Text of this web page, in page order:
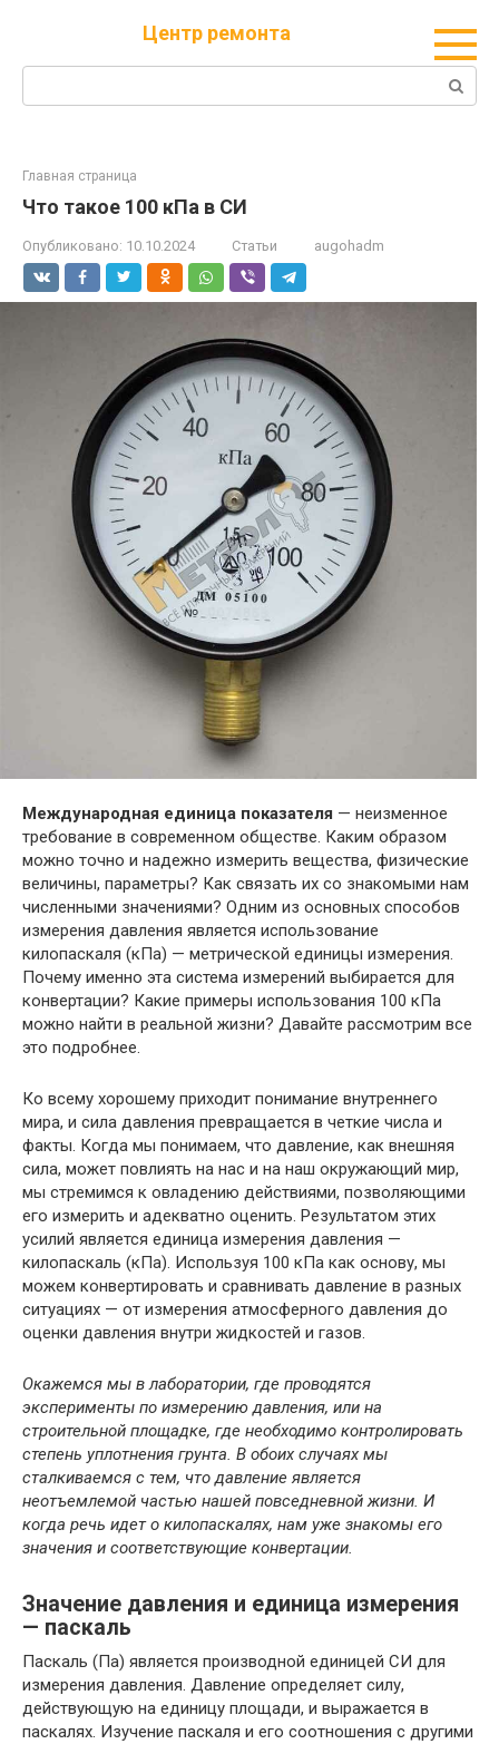
Центр ремонта
Поиск:
Главная страница
Что такое 100 кПа в СИ
Опубликовано: 10.10.2024 Статьи augohadm
Международная единица показателя — неизменное
требование в современном обществе. Каким образом
можно точно и надежно измерить вещества, физические
величины, параметры? Как связать их со знакомыми нам
численными значениями? Одним из основных способов
измерения давления является использование
килопаскаля (кПа) — метрической единицы измерения.
Почему именно эта система измерений выбирается для
конвертации? Какие примеры использования 100 кПа
можно найти в реальной жизни? Давайте рассмотрим все
это подробнее.
Ко всему хорошему приходит понимание внутреннего
мира, и сила давления превращается в четкие числа и
факты. Когда мы понимаем, что давление, как внешняя
сила, может повлиять на нас и на наш окружающий мир,
мы стремимся к овладению действиями, позволяющими
его измерить и адекватно оценить. Результатом этих
усилий является единица измерения давления —
килопаскаль (кПа). Используя 100 кПа как основу, мы
можем конвертировать и сравнивать давление в разных
ситуациях — от измерения атмосферного давления до
оценки давления внутри жидкостей и газов.
Окажемся мы в лаборатории, где проводятся
эксперименты по измерению давления, или на
строительной площадке, где необходимо контролировать
степень уплотнения грунта. В обоих случаях мы
сталкиваемся с тем, что давление является
неотъемлемой частью нашей повседневной жизни. И
когда речь идет о килопаскалях, нам уже знакомы его
значения и соответствующие конвертации.
Значение давления и единица измерения
— паскаль
Паскаль (Па) является производной единицей СИ для
измерения давления. Давление определяет силу,
действующую на единицу площади, и выражается в
паскалях. Изучение паскаля и его соотношения с другими